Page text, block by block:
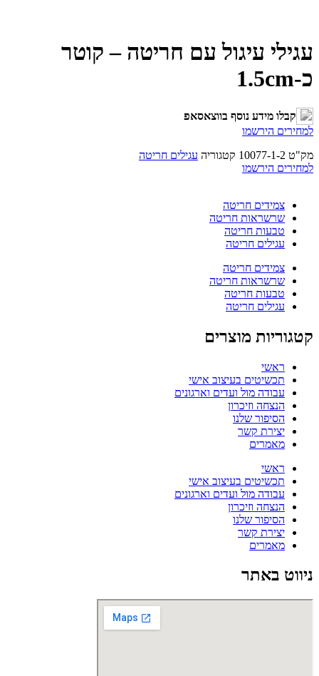
עגילי עיגול עם חריטה – קוטר
כ-1.5cm
קבלו מידע נוסף בווצאסאפ
למחירים הירשמו
מק"ט 10077-1-2 קטגוריה עגילים חריטה
למחירים הירשמו
צמידים חריטה
שרשראות חריטה
טבעות חריטה
עגילים חריטה
צמידים חריטה
שרשראות חריטה
טבעות חריטה
עגילים חריטה
קטגוריות מוצרים
ראשי
תכשיטים בעיצוב אישי
עבודה מול ועדים וארגונים
הנצחה וזיכרון
הסיפור שלנו
יצירת קשר
מאמרים
ראשי
תכשיטים בעיצוב אישי
עבודה מול ועדים וארגונים
הנצחה וזיכרון
הסיפור שלנו
יצירת קשר
מאמרים
ניווט באתר